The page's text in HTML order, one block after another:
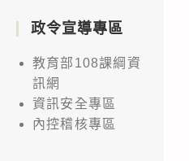
政令宣導專區
教育部108課綱資
訊網
資訊安全專區
內控稽核專區